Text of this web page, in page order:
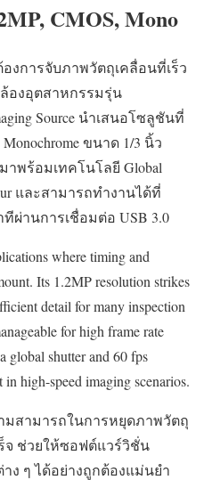
CMOS, Mono
องการจับภาพวัตถุเคลื่อนที่เร็ว
องอุตสาหกรรมรุ่น
Source นำเสนอโซลูชันที่
ขนาด 1/3 นิ้ว
าพร้อมเทคโนโลยี Global
และสามารถทำงานได้ที่
ผ่านการเชื่อมต่อ USB 3.0
where timing and
Its 1.2MP resolution strikes
detail for many inspection
for high frame rate
global shutter and 60 fps
high-speed imaging scenarios.
สามารถในการหยุดภาพวัตถุ
ร็จ ช่วยให้ซอฟต์แวร์วิชั่น
ง ๆ ได้อย่างถูกต้องแม่นยำ